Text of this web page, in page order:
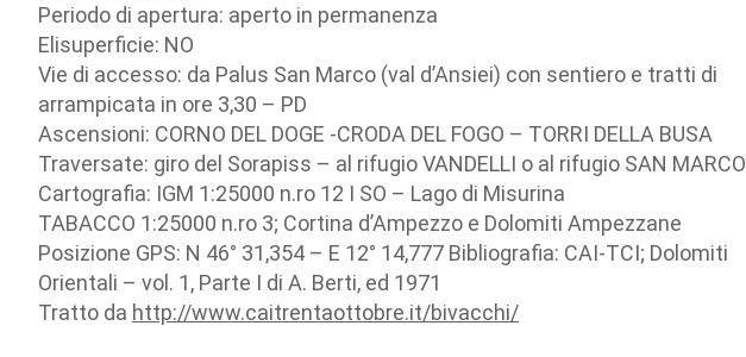
Periodo di apertura: aperto in permanenza
Elisuperficie: NO
Vie di accesso: da Palus San Marco (val d’Ansiei) con sentiero e tratti di
arrampicata in ore 3,30 – PD
Ascensioni: CORNO DEL DOGE -CRODA DEL FOGO – TORRI DELLA BUSA
Traversate: giro del Sorapiss – al rifugio VANDELLI o al rifugio SAN MARCO
Cartografia: IGM 1:25000 n.ro 12 I SO – Lago di Misurina
TABACCO 1:25000 n.ro 3; Cortina d’Ampezzo e Dolomiti Ampezzane
Posizione GPS: N 46° 31,354 – E 12° 14,777 Bibliografia: CAI-TCI; Dolomiti
Orientali – vol. 1, Parte I di A. Berti, ed 1971
Tratto da http://www.caitrentaottobre.it/bivacchi/